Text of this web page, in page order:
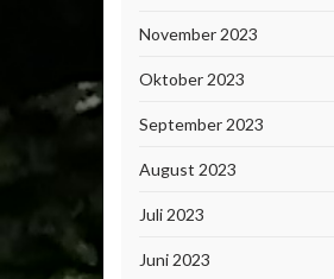
November 2023
Oktober 2023
September 2023
August 2023
Juli 2023
Juni 2023